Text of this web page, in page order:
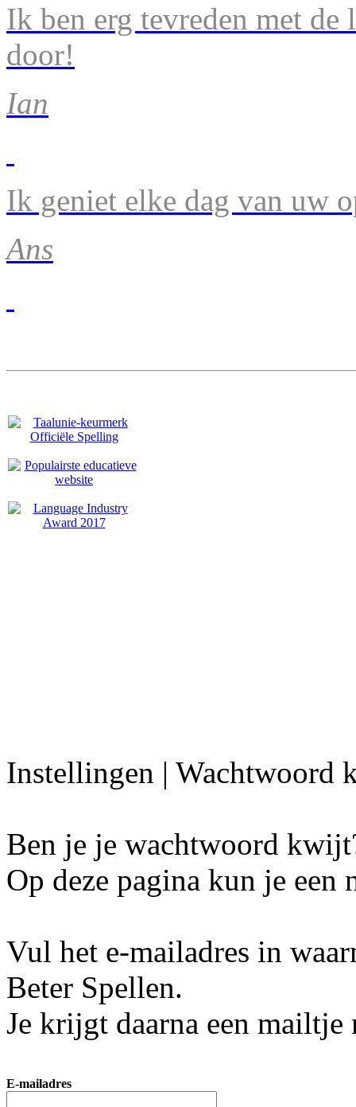
Ik ben erg tevreden met de
door!
Ian
Ik geniet elke dag van uw
Ans
Instellingen | Wachtwoord
Ben je je wachtwoord
Op deze pagina kun je een
Vul het e-mailadres in
Beter Spellen.
Je krijgt daarna een
E-mailadres